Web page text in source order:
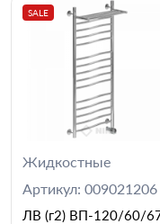
SALE
Жидкостные
Артикул: 009021206
ЛВ (г2) ВП-120/60/